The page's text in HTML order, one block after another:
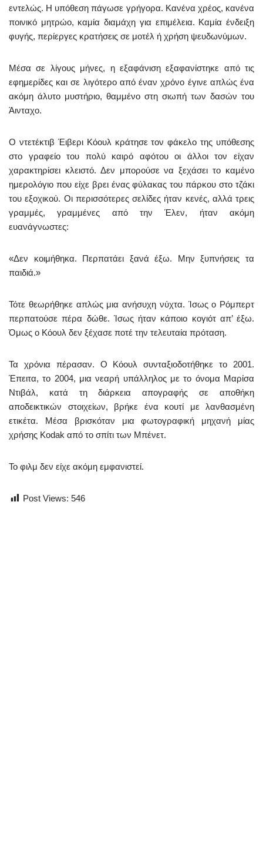
εντελώς. Η υπόθεση πάγωσε γρήγορα. Κανένα χρέος, κανένα
ποινικό μητρώο, καμία διαμάχη για επιμέλεια. Καμία ένδειξη
φυγής, περίεργες κρατήσεις σε μοτέλ ή χρήση ψευδωνύμων.
Μέσα σε λίγους μήνες, η εξαφάνιση εξαφανίστηκε από τις
εφημερίδες και σε λιγότερο από έναν χρόνο έγινε απλώς ένα
ακόμη άλυτο μυστήριο, θαμμένο στη σιωπή των δασών του
Άινταχο.
Ο ντετέκτιβ Έιβερι Κόουλ κράτησε τον φάκελο της υπόθεσης
στο γραφείο του πολύ καιρό αφότου οι άλλοι τον είχαν
χαρακτηρίσει κλειστό. Δεν μπορούσε να ξεχάσει το καμένο
ημερολόγιο που είχε βρει ένας φύλακας του πάρκου στο τζάκι
του εξοχικού. Οι περισσότερες σελίδες ήταν κενές, αλλά τρεις
γραμμές, γραμμένες από την Έλεν, ήταν ακόμη
ευανάγνωστες:
«Δεν κοιμήθηκα. Περπατάει ξανά έξω. Μην ξυπνήσεις τα
παιδιά.»
Τότε θεωρήθηκε απλώς μια ανήσυχη νύχτα. Ίσως ο Ρόμπερτ
περπατούσε πέρα δώθε. Ίσως ήταν κάποιο κογιότ απ’ έξω.
Όμως ο Κόουλ δεν ξέχασε ποτέ την τελευταία πρόταση.
Τα χρόνια πέρασαν. Ο Κόουλ συνταξιοδοτήθηκε το 2001.
Έπειτα, το 2004, μια νεαρή υπάλληλος με το όνομα Μαρίσα
Ντιβάλ, κατά τη διάρκεια απογραφής σε αποθήκη
αποδεικτικών στοιχείων, βρήκε ένα κουτί με λανθασμένη
ετικέτα. Μέσα βρισκόταν μια φωτογραφική μηχανή μίας
χρήσης Kodak από το σπίτι των Μπένετ.
Το φιλμ δεν είχε ακόμη εμφανιστεί.
Post Views: 546